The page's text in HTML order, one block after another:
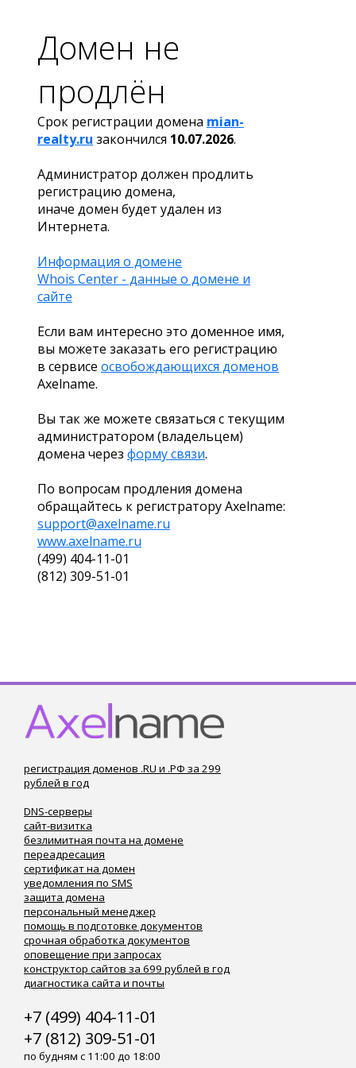
Домен не
продлён
Срок регистрации домена mian-
realty.ru закончился 10.07.2026.
Администратор должен продлить
регистрацию домена,
иначе домен будет удален из
Интернета.
Информация о домене
Whois Center - данные о домене и
сайте
Если вам интересно это доменное имя,
вы можете заказать его регистрацию
в сервисе освобождающихся доменов
Axelname.
Вы так же можете связаться с текущим
администратором (владельцем)
домена через форму связи.
По вопросам продления домена
обращайтесь к регистратору Axelname:
support@axelname.ru
www.axelname.ru
(499) 404-11-01
(812) 309-51-01
регистрация доменов .RU и .РФ за 299
рублей в год
DNS-серверы
сайт-визитка
безлимитная почта на домене
переадресация
сертификат на домен
уведомления по SMS
защита домена
персональный менеджер
помощь в подготовке документов
срочная обработка документов
оповещение при запросах
конструктор сайтов за 699 рублей в год
диагностика сайта и почты
+7 (499) 404-11-01
+7 (812) 309-51-01
по будням с 11:00 до 18:00